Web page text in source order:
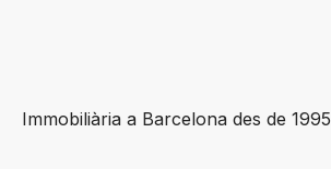
Immobiliària a Barcelona des de 1995